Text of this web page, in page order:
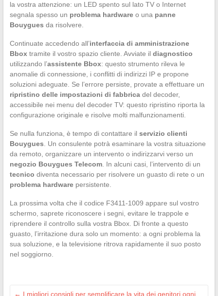
la vostra attenzione: un LED spento sul lato TV o Internet
segnala spesso un problema hardwareo una panne
Bouygues da risolvere.
Continuate accedendo all’interfaccia di amministrazione
Bboxtramite il vostro spazio cliente. Avviate il diagnostico
utilizzando l’assistente Bbox: questo strumento rileva le
anomalie di connessione, i conflitti di indirizzi IP e propone
soluzioni adeguate. Se l’errore persiste, provate a effettuare un
ripristino delle impostazioni di fabbricadel decoder,
accessibile nei menu del decoder TV: questo ripristino riporta la
configurazione originale e risolve molti malfunzionamenti.
Se nulla funziona, è tempo di contattare il servizio clienti
Bouygues . Un consulente potrà esaminare la vostra situazione
da remoto, organizzare un intervento o indirizzarvi verso un
negozio Bouygues Telecom. In alcuni casi, l’intervento di un
tecnico diventa necessario per risolvere un guasto di rete o un
problema hardwarepersistente.
La prossima volta che il codice F3411-1009 appare sul vostro
schermo, saprete riconoscere i segni, evitare le trappole e
riprendere il controllo sulla vostra Bbox. Di fronte a questo
guasto, l’irritazione dura solo un momento: a ogni problema la
sua soluzione, e la televisione ritrova rapidamente il suo posto
nel soggiorno.
← I migliori consigli per semplificare la vita dei genitori ogni